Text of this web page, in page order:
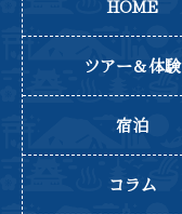
HOME
ツアー＆体験
宿泊
コラム